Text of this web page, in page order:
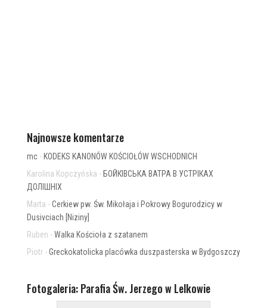
Najnowsze komentarze
mc- KODEKS KANONÓW KOŚCIOŁÓW WSCHODNICH
Karolina Kopczyńska - БОЙКІВСЬКА ВАТРА В УСТРІКАХ
ДОЛІШНІХ
Marta -Cerkiew pw. Św. Mikołaja i Pokrowy Bogurodzicy w
Dusivciach [Niziny]
Ruben -Walka Kościoła z szatanem
Piotr-Greckokatolicka placówka duszpasterska w Bydgoszczy
Fotogaleria: Parafia Św. Jerzego w Lelkowie